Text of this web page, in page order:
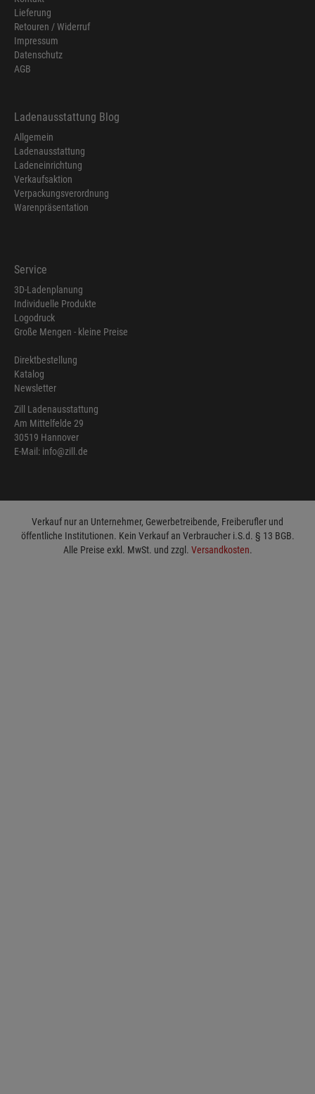
Lieferung
Retouren / Widerruf
Impressum
Datenschutz
AGB
Ladenausstattung Blog
Allgemein
Ladenausstattung
Ladeneinrichtung
Verkaufsaktion
Verpackungsverordnung
Warenpräsentation
Service
3D-Ladenplanung
Individuelle Produkte
Logodruck
Große Mengen - kleine Preise
Direktbestellung
Katalog
Newsletter
Zill Ladenausstattung
Am Mittelfelde 29
30519 Hannover
E-Mail: info@zill.de
Verkauf nur an Unternehmer, Gewerbetreibende, Freiberufler und
öffentliche Institutionen. Kein Verkauf an Verbraucher i.S.d. § 13 BGB.
Alle Preise exkl. MwSt. und zzgl. Versandkosten.